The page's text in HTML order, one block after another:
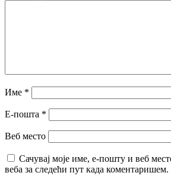
Име *
Е-пошта *
Веб место
Сачувај моје име, е-пошту и веб
веба за следећи пут када коментаришем.